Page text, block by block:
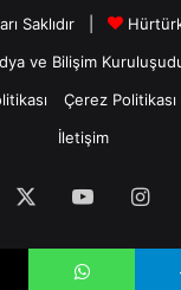
Saklıdır |
ve Bilişim
Çerez Politikası
İletişim
YouTube